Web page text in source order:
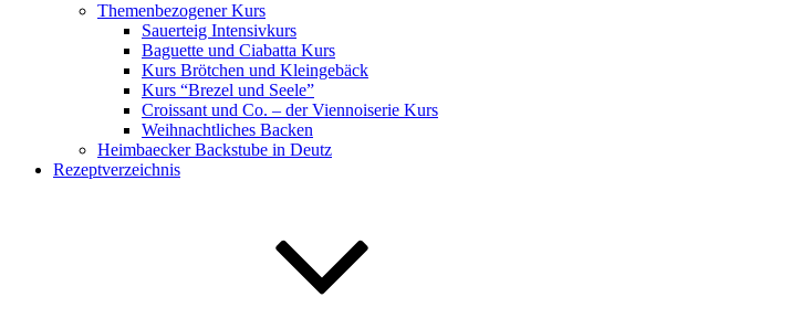
Themenbezogener Kurs
Sauerteig Intensivkurs
Baguette und Ciabatta Kurs
Kurs Brötchen und Kleingebäck
Kurs “Brezel und Seele”
Croissant und Co. – der Viennoiserie Kurs
Weihnachtliches Backen
Heimbaecker Backstube in Deutz
Rezeptverzeichnis